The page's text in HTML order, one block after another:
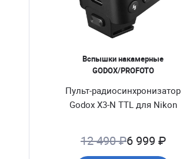
Вспышки накамерные
GODOX/PROFOTO
Пульт-радиосинхронизатор
Godox X3-N TTL для Nikon
12 490 ₽6 999 ₽